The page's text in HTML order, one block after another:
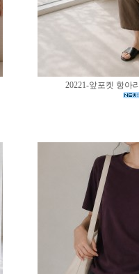
20221-앞포켓 항아